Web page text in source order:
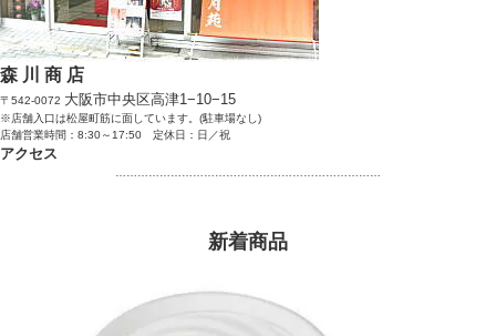
森 川 商 店
〒542-0072 大阪市中央区高津1−10−15
※店舗入口は松屋町筋に面しています。(駐車場なし)
店舗営業時間：8:30～17:50 定休日：日／祝
アクセス
新着商品